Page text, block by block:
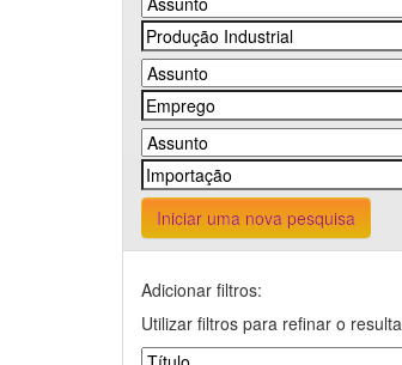
Iniciar uma nova pesquisa
Adicionar filtros:
Utilizar filtros para refinar o